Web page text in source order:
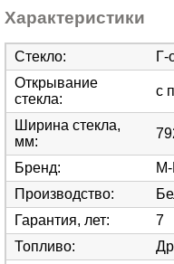
Характеристики
Стекло:
Г-
Открывание
стекла:
с
Ширина стекла,
мм:
Бренд:
Производство:
Гарантия, лет:
7
Топливо: